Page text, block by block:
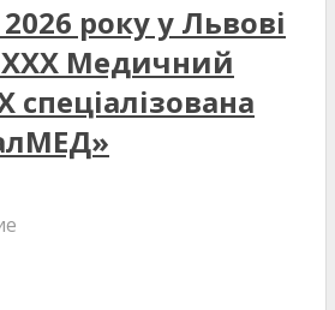
року у Львові
XXX Медичний
спеціалізована